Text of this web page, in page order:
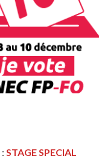
:STAGE SPECIAL